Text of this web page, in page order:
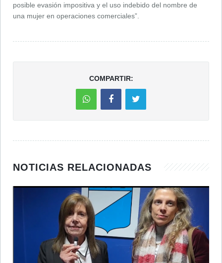
posible evasión impositiva y el uso indebido del nombre de
una mujer en operaciones comerciales”.
COMPARTIR:
NOTICIAS RELACIONADAS